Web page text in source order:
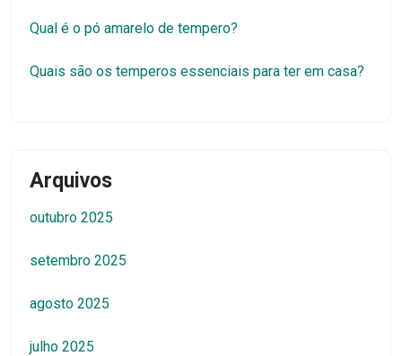
Qual é o pó amarelo de tempero?
Quais são os temperos essenciais para ter em casa?
Arquivos
outubro 2025
setembro 2025
agosto 2025
julho 2025